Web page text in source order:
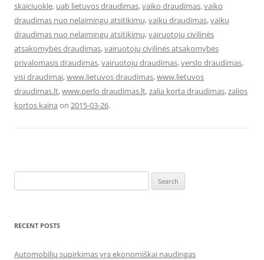
skaiciuokle, uab lietuvos draudimas,vaiko draudimas,vaiko
draudimas nuo nelaimingų atsitikimų,vaiku draudimas,vaikų
draudimas nuo nelaimingų atsitikimų,vairuotojų civilinės
atsakomybės draudimas,vairuotojų civilinės atsakomybės
privalomasis draudimas,vairuotoju draudimas,verslo draudimas,
visi draudimai,www.lietuvos draudimas,www.lietuvos
draudimas.lt,www.perlo draudimas.lt,zalia korta draudimas,zalios
kortos kaina on 2015-03-26.
for:
RECENT POSTS
Automobilių supirkimas yra ekonomiškai naudingas